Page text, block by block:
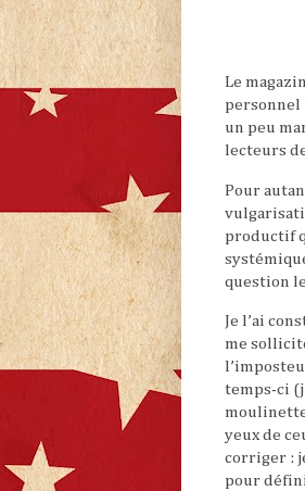
Le
personnel
un peu
lecteurs
Pour
productif
question
Je l’ai
me
temps-ci
yeux de
corriger :
pour